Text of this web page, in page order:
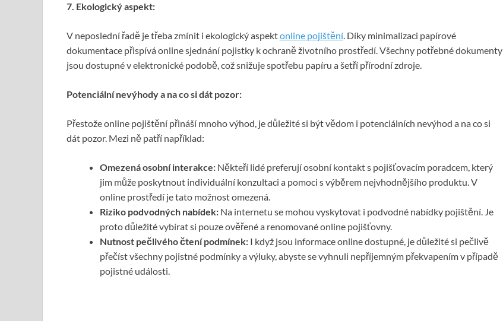
7. Ekologickýaspekt:
V neposlední řadě je třeba zmínit i ekologický aspektonline pojištění. Díky minimalizaci papírové
dokumentace přispívá online sjednání pojistky k ochraně životního prostředí. Všechny potřebné dokumenty
jsou dostupné v elektronické podobě, což snižuje spotřebu papíru a šetří přírodní zdroje.
Potenciální nevýhody a na co si dát pozor:
Přestože online pojištění přináší mnoho výhod, je důležité si být vědom i potenciálních nevýhod a na co si
dát pozor. Mezi ně patří například:
Omezená osobní interakce: Někteří lidé preferují osobní kontakt s pojišťovacím poradcem, který
jim může poskytnout individuální konzultaci a pomoci s výběrem nejvhodnějšího produktu. V
online prostředí je tato možnost omezená.
Riziko podvodných nabídek: Na internetu se mohou vyskytovat i podvodné nabídky pojištění. Je
proto důležité vybírat si pouze ověřené a renomované online pojišťovny.
Nutnost pečlivého čtení podmínek: I když jsou informace online dostupné, je důležité si pečlivě
přečíst všechny pojistné podmínky a výluky, abyste se vyhnuli nepříjemným překvapením v případě
pojistné události.